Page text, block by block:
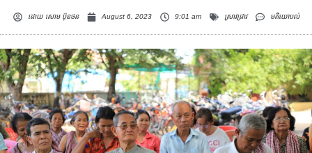
ដោយសោម ប៊ុនថន August 6, 2023 9:01 am ស្រាវជ្រាវ មតិយោបល់